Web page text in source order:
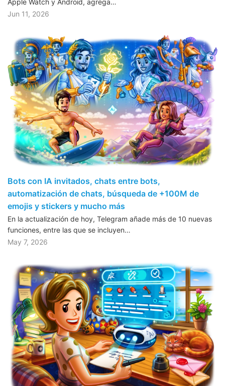
Apple Watch y Android, agrega…
Jun 11, 2026
Bots con IA invitados, chats entre bots,
automatización de chats, búsqueda de +100M de
emojis y stickers y mucho más
En la actualización de hoy, Telegram añade más de 10 nuevas
funciones, entre las que se incluyen…
May 7, 2026